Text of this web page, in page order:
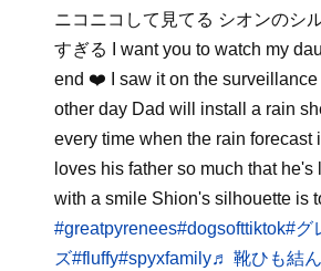
ニコニコして見てる シオンのシ
すぎる I want you to watch my
end ❤️ I saw it on the surveillance
other day Dad will install a rain
every time when the rain forecast
loves his father so much that he's
with a smile Shion's silhouette is
#greatpyrenees#dogsofttiktok#グ
ズ#fluffy#spyxfamily♬ 靴ひも結